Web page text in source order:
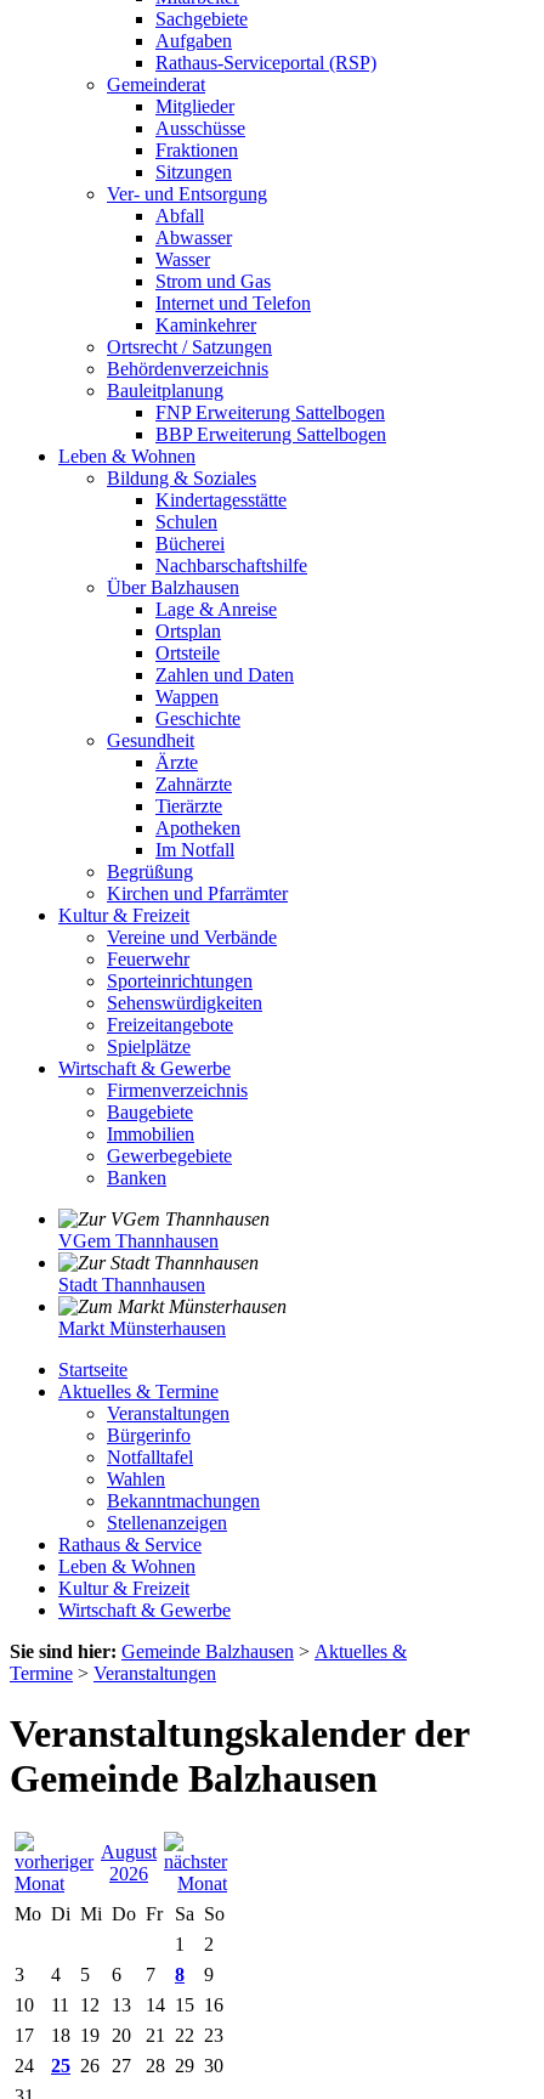
Sachgebiete
Aufgaben
Rathaus-Serviceportal (RSP)
Gemeinderat
Mitglieder
Ausschüsse
Fraktionen
Sitzungen
Ver- und Entsorgung
Abfall
Abwasser
Wasser
Strom und Gas
Internet und Telefon
Kaminkehrer
Ortsrecht / Satzungen
Behördenverzeichnis
Bauleitplanung
FNP Erweiterung Sattelbogen
BBP Erweiterung Sattelbogen
Leben & Wohnen
Bildung & Soziales
Kindertagesstätte
Schulen
Bücherei
Nachbarschaftshilfe
Über Balzhausen
Lage & Anreise
Ortsplan
Ortsteile
Zahlen und Daten
Wappen
Geschichte
Gesundheit
Ärzte
Zahnärzte
Tierärzte
Apotheken
Im Notfall
Begrüßung
Kirchen und Pfarrämter
Kultur & Freizeit
Vereine und Verbände
Feuerwehr
Sporteinrichtungen
Sehenswürdigkeiten
Freizeitangebote
Spielplätze
Wirtschaft & Gewerbe
Firmenverzeichnis
Baugebiete
Immobilien
Gewerbegebiete
Banken
VGem Thannhausen
Stadt Thannhausen
Markt Münsterhausen
Startseite
Aktuelles & Termine
Veranstaltungen
Bürgerinfo
Notfalltafel
Wahlen
Bekanntmachungen
Stellenanzeigen
Rathaus & Service
Leben & Wohnen
Kultur & Freizeit
Wirtschaft & Gewerbe
Sie sind hier: Gemeinde Balzhausen > Aktuelles &
Termine > Veranstaltungen
Veranstaltungskalender der
Gemeinde Balzhausen
August
2026
Mo Di Mi Do Fr Sa So
1
2
3
4 5 6 7 8
9
10
11 12 13 14 15 16
17
18 19 20 21 22 23
24
25 26 27 28 29 30